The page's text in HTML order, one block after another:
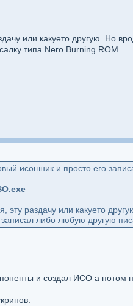
или какуето другую. Но
типа Nero Burning ROM ...
исошник и просто его
эту раздачу или какуето
либо любую другую
и создал ИСО а потом